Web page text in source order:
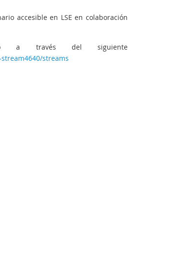
accesible en LSE en colaboración
a través del siguiente
streams